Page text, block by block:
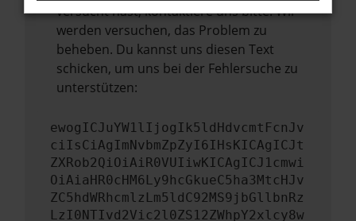
versucht hast, kontaktiere uns bitte. Wir
werden versuchen, das Problem zu
beheben. Du kannst uns diesen Text
schicken, um uns bei der Fehlersuche zu
unterstützen:
ewogICJuYW1lIjogIk5ldHdvcmtFcnJv
ciIsCiAgImNvbmZpZyI6IHsKICAgICJt
ZXRob2QiOiAiR0VUIiwKICAgICJ1cmwi
OiAiaHR0cHM6Ly9hcGkueC5ha3MtcHJv
ZC5hdWRhcmlzLm5ldC92MS9jbGllbnRz
LzI0NTIvd2Vic2l0ZS12ZWhpY2xlcy8w